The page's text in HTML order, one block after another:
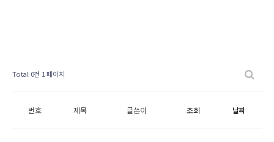
Total 0건 1 페이지
번호 제목 글쓴이 조회 날짜